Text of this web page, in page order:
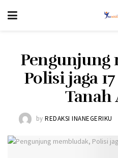
Pengunjung
Polisi jaga
Tanah
by REDAKSI INANEGERIKU